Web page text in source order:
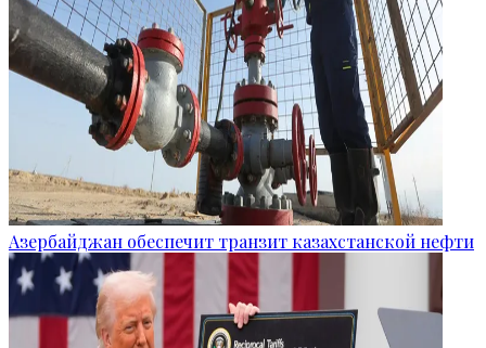
Азербайджан обеспечит транзит казахстанской нефти